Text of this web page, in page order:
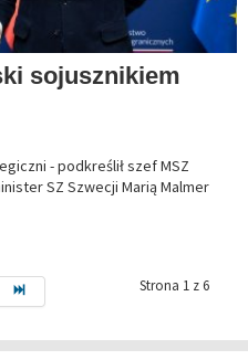
sojusznikiem
- podkreślił szef MSZ
SZ Szwecji Marią Malmer
Strona 1 z 6